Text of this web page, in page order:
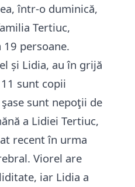
într-o duminică,
Tertiuc,
persoane.
și Lidia, au în grijă
11 sunt copii
sunt nepoţii de
a Lidiei Tertiuc,
recent în urma
Viorel are
iar Lidia a